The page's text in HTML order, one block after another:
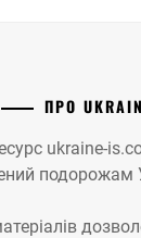
ПРО
ukraine-
подорожам